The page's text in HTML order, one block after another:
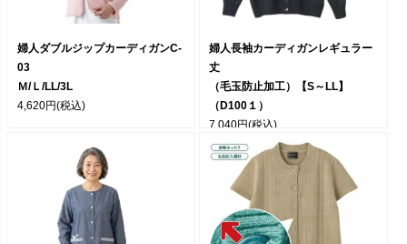
婦人ダブルジップカーディガンC-
03
Ｍ/Ｌ/LL/3L
4,620円(税込)
婦人長袖カーディガンレギュラー
丈
（毛玉防止加工）【S～LL】
（D100１）
7,040円(税込)